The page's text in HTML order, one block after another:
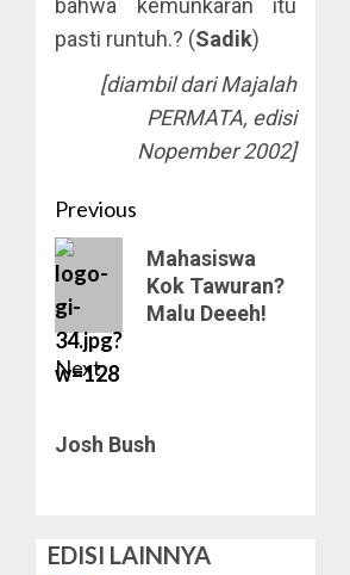
bahwa kemunkaran itu
pasti runtuh.? (Sadik)
[diambil dari Majalah
PERMATA, edisi
Nopember 2002]
Post
navigation
Previous
Previous
post:
Mahasiswa
Kok Tawuran?
Malu Deeeh!
Next
post:
Josh Bush
EDISI LAINNYA